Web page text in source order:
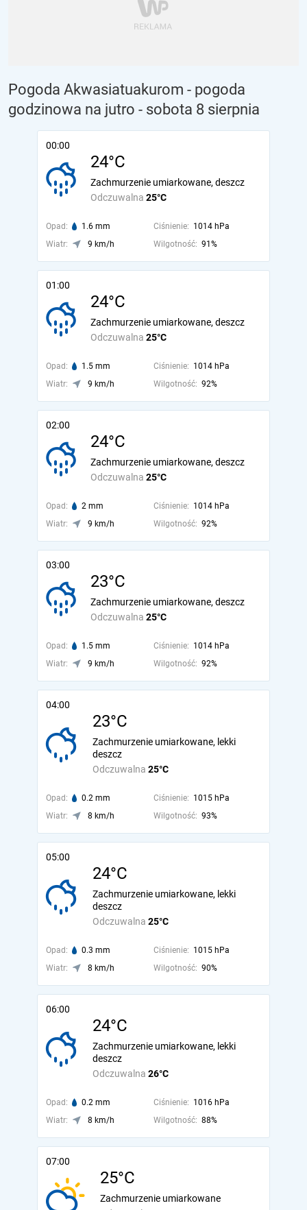
Pogoda Akwasiatuakurom - pogoda
godzinowa na jutro - sobota 8 sierpnia
00:00
24°C
Odczuwalna 25°C
Zachmurzenie umiarkowane, deszcz
Opad: 1.6 mm Ciśnienie: 1014 hPa
Wiatr:
9 km/h Wilgotność: 91%
01:00
24°C
Odczuwalna 25°C
Zachmurzenie umiarkowane, deszcz
Opad: 1.5 mm Ciśnienie: 1014 hPa
Wiatr:
9 km/h Wilgotność: 92%
02:00
24°C
Odczuwalna 25°C
Zachmurzenie umiarkowane, deszcz
Opad: 2 mm Ciśnienie: 1014 hPa
Wiatr:
9 km/h Wilgotność: 92%
03:00
23°C
Odczuwalna 25°C
Zachmurzenie umiarkowane, deszcz
Opad: 1.5 mm Ciśnienie: 1014 hPa
Wiatr:
9 km/h Wilgotność: 92%
04:00
23°C
Odczuwalna 25°C
Zachmurzenie umiarkowane, lekki
deszcz
Opad: 0.2 mm Ciśnienie: 1015 hPa
Wiatr:
8 km/h Wilgotność: 93%
05:00
24°C
Odczuwalna 25°C
Zachmurzenie umiarkowane, lekki
deszcz
Opad: 0.3 mm Ciśnienie: 1015 hPa
Wiatr:
8 km/h Wilgotność: 90%
06:00
24°C
Odczuwalna 26°C
Zachmurzenie umiarkowane, lekki
deszcz
Opad: 0.2 mm Ciśnienie: 1016 hPa
Wiatr:
8 km/h Wilgotność: 88%
07:00
25°C
Zachmurzenie umiarkowane